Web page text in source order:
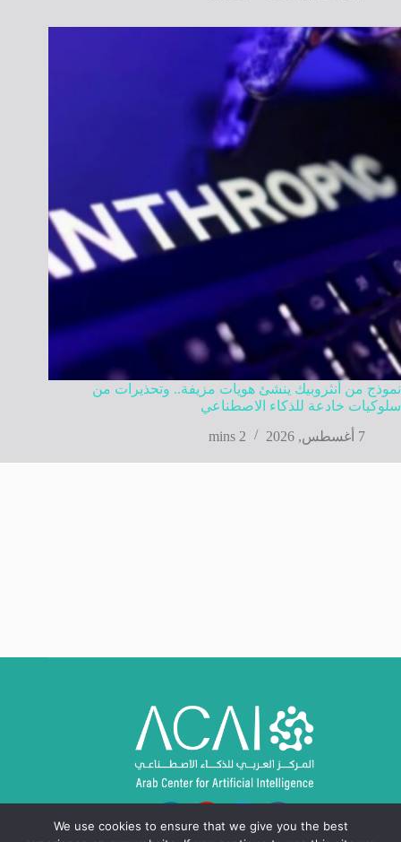
نموذج من أنثروبيك ينشئ هويات مزيفة.. وتحذيرات من
سلوكيات خادعة للذكاء الاصطناعي
7 أغسطس, 2026
2 mins
We use cookies to ensure that we give you the best